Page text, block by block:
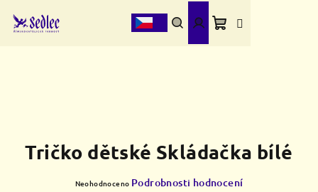
obsah
HledatPřihlášení
Tričko dětské Skládačka bílé
Průměrné
Neohodnoceno Podrobnosti hodnocení